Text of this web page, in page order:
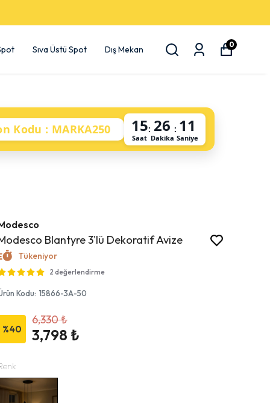
Sıva Üstü Spot Dış Mekan 0
Kodu : MARKA250 15
Saat
: 26
Dakika
: 10
Saniye
Blantyre 3'lü Dekoratif Avize
Tükeniyor
2 değerlendirme
Kodu: 15866-3A-50
%40
6,330 ₺
3,798 ₺